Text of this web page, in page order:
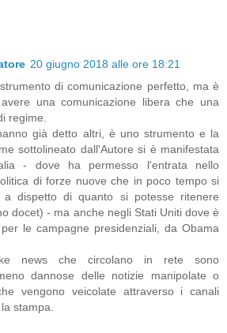
20 giugno 2018 alle ore 18:21
di comunicazione perfetto, ma è
una comunicazione libera che una
regime.
già detto altri, è uno strumento e la
sottolineato dall'Autore si è manifestata
- dove ha permesso l'entrata nello
di forze nuove che in poco tempo si
a dispetto di quanto si potesse ritenere
docet) - ma anche negli Stati Uniti dove è
le campagne presidenziali, da Obama
news che circolano in rete sono
dannose delle notizie manipolate o
vengono veicolate attraverso i canali
stampa.